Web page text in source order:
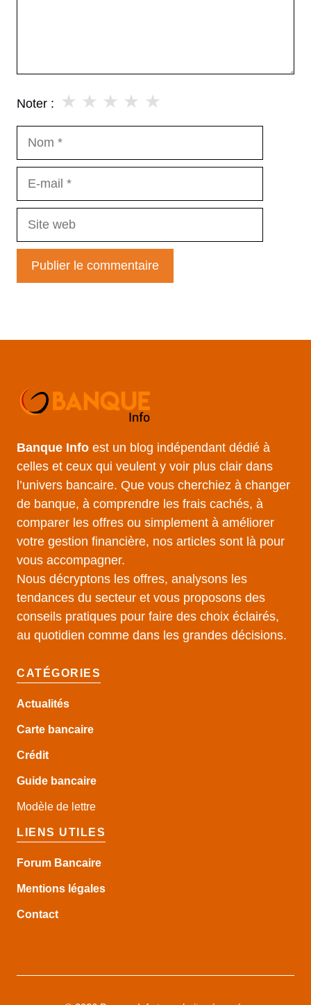
Noter : ★
★
★
★
★
Banque Info est un blog indépendant dédié à
celles et ceux qui veulent y voir plus clair dans
l’univers bancaire. Que vous cherchiez à changer
de banque, à comprendre les frais cachés, à
comparer les offres ou simplement à améliorer
votre gestion financière, nos articles sont là pour
vous accompagner.
Nous décryptons les offres, analysons les
tendances du secteur et vous proposons des
conseils pratiques pour faire des choix éclairés,
au quotidien comme dans les grandes décisions.
CATÉGORIES
Actualités
Carte bancaire
Crédit
Guide bancaire
Modèle de lettre
LIENS UTILES
Forum Bancaire
Mentions légales
Contact